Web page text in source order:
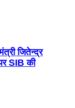
जितेन्द्र
SIB की